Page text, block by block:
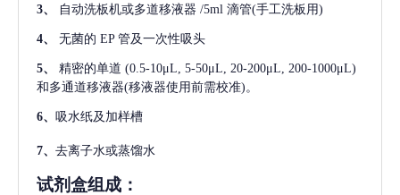
3、 自动洗板机或多道移液器 /5ml 滴管(手工洗板用)
4、 无菌的 EP 管及一次性吸头
5、 精密的单道 (0.5-10μL, 5-50μL, 20-200μL, 200-1000μL)
和多通道移液器(移液器使用前需校准)。
6、 吸水纸及加样槽
7、 去离子水或蒸馏水
试剂盒组成：